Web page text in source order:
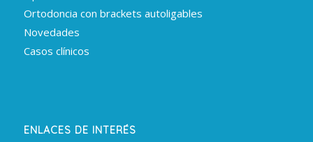
Ortodoncia con brackets autoligables
Novedades
Casos clínicos
ENLACES DE INTERÉS